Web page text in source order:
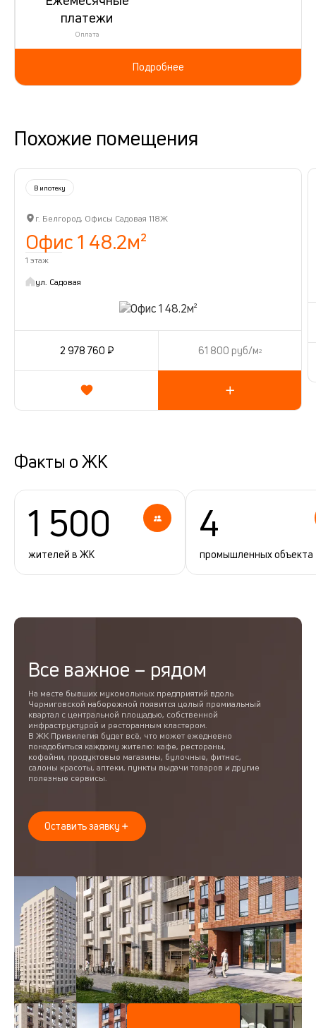
платежи
Оплата
Подробнее
Похожие помещения
В ипотеку
г. Белгород, Офисы Садовая 118Ж
Офис 1 48.2м²
1 этаж
ул. Садовая
2 978 760 ₽ 61 800 руб/м2
Факты о ЖК
1 500
жителей в ЖК
4
промышленных объекта
Все важное – рядом
На месте бывших мукомольных предприятий вдоль
Черниговской набережной появится целый премиальный
квартал с центральной площадью, собственной
инфраструктурой и ресторанным кластером.
В ЖК Привилегия будет всё, что может ежедневно
понадобиться каждому жителю: кафе, рестораны,
кофейни, продуктовые магазины, булочные, фитнес,
салоны красоты, аптеки, пункты выдачи товаров и другие
полезные сервисы.
Оставить заявку